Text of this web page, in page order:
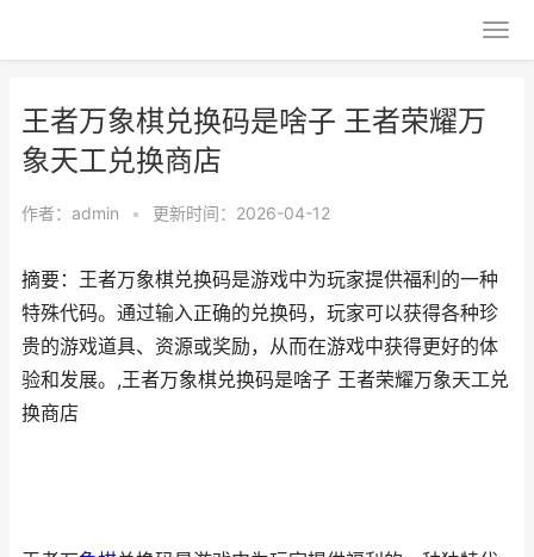
王者万象棋兑换码是啥子 王者荣耀万
象天工兑换商店
作者： admin • 更新时间：2026-04-12
摘要：王者万象棋兑换码是游戏中为玩家提供福利的一种
特殊代码。通过输入正确的兑换码，玩家可以获得各种珍
贵的游戏道具、资源或奖励，从而在游戏中获得更好的体
验和发展。,王者万象棋兑换码是啥子 王者荣耀万象天工兑
换商店